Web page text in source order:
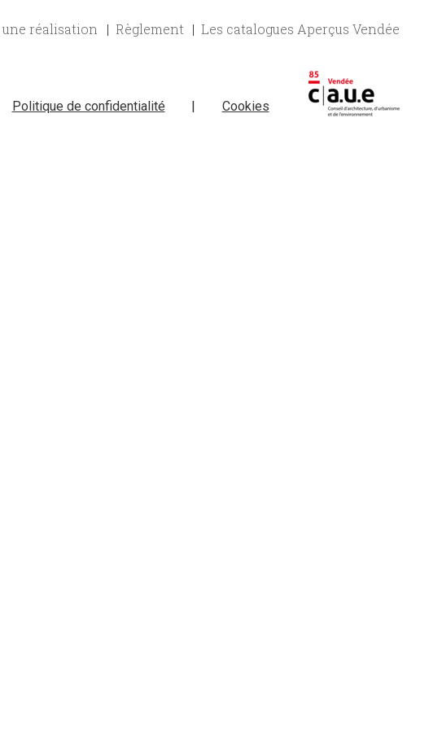
réalisation Règlement Les catalogues Aperçus Vendée
Politique de confidentialité Cookies